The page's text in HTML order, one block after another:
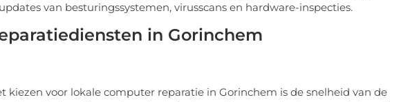
van besturingssystemen, virusscans en hardware-inspecties.
in Gorinchem
kiezen voor lokale computer reparatie in Gorinchem is de snelheid van de